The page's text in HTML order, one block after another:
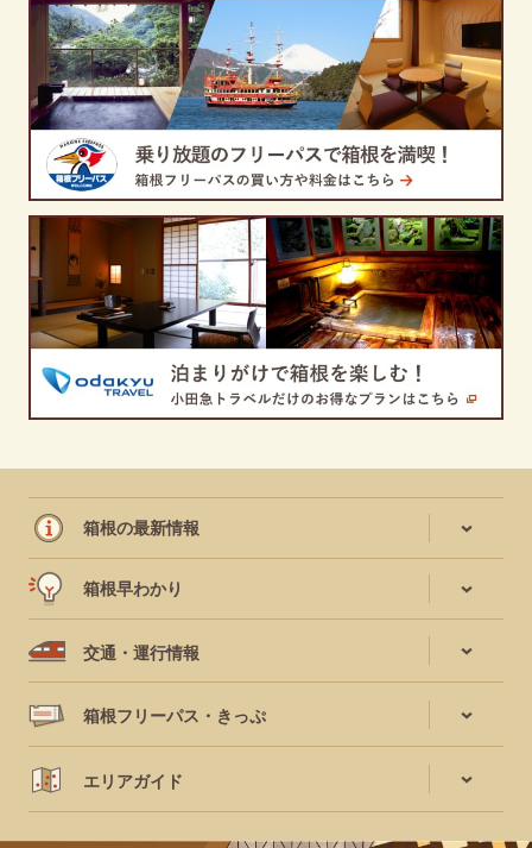
箱根の最新情報
箱根早わかり
交通・運行情報
箱根フリーパス・きっぷ
エリアガイド